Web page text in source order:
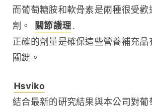
而葡萄糖胺和軟骨素是兩種很受歡
劑。
關節護理.
正確的劑量是確保這些營養補充品
關鍵。
Hsviko
結合最新的研究結果與本公司對葡